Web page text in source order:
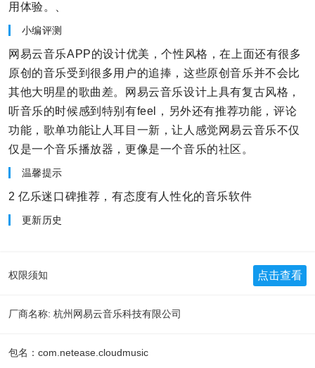
用体验。、
小编评测
网易云音乐APP的设计优美，个性风格，在上面还有很多
原创的音乐受到很多用户的追捧，这些原创音乐并不会比
其他大明星的歌曲差。网易云音乐设计上具有复古风格，
听音乐的时候感到特别有feel，另外还有推荐功能，评论
功能，歌单功能让人耳目一新，让人感觉网易云音乐不仅
仅是一个音乐播放器，更像是一个音乐的社区。
温馨提示
2 亿乐迷口碑推荐，有态度有人性化的音乐软件
更新历史
权限须知 点击查看
厂商名称: 杭州网易云音乐科技有限公司
包名：com.netease.cloudmusic